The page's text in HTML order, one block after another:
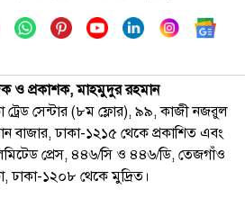
ও প্রকাশক, মাহমুদুর রহমান
ট্রেড সেন্টার (৮ম ফ্লোর), ৯৯, কাজী নজরুল
বাজার, ঢাকা-১২১৫ থেকে প্রকাশিত এবং
প্রেস, ৪৪৬/সি ও ৪৪৬/ডি, তেজগাঁও
ঢাকা-১২০৮ থেকে মুদ্রিত।